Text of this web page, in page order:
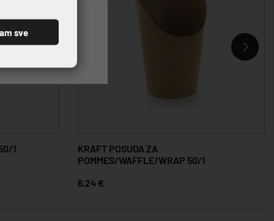
1
KRAFT POSUDA ZA
POMMES/WAFFLE/WRAP 50/1
6,24 €
sve